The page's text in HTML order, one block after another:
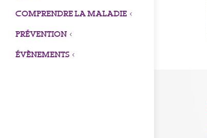
COMPRENDRE LA MALADIE 3
PRÉVENTION3
ÉVÈNEMENTS 3